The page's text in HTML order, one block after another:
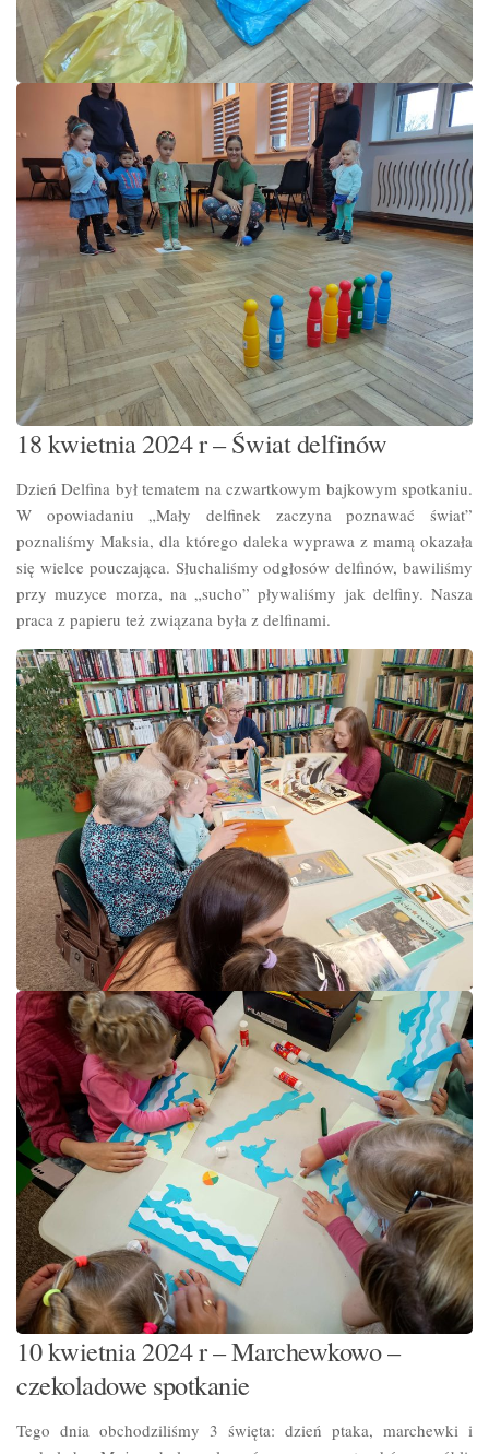
18 kwietnia 2024 r – Świat delfinów
Dzień Delfina był tematem na czwartkowym bajkowym spotkaniu.
W opowiadaniu „Mały delfinek zaczyna poznawać świat”
poznaliśmy Maksia, dla którego daleka wyprawa z mamą okazała
się wielce pouczająca. Słuchaliśmy odgłosów delfinów, bawiliśmy
przy muzyce morza, na „sucho” pływaliśmy jak delfiny. Nasza
praca z papieru też związana była z delfinami.
10 kwietnia 2024 r – Marchewkowo –
czekoladowe spotkanie
Tego dnia obchodziliśmy 3 święta: dzień ptaka, marchewki i